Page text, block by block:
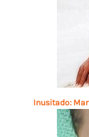
Inusitado: